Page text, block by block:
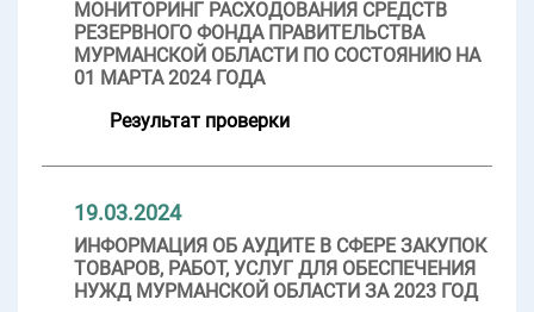
МОНИТОРИНГ РАСХОДОВАНИЯ СРЕДСТВ
РЕЗЕРВНОГО ФОНДА ПРАВИТЕЛЬСТВА
МУРМАНСКОЙ ОБЛАСТИ ПО СОСТОЯНИЮ НА
01 МАРТА 2024 ГОДА
Результат проверки
19.03.2024
ИНФОРМАЦИЯ ОБ АУДИТЕ В СФЕРЕ ЗАКУПОК
ТОВАРОВ, РАБОТ, УСЛУГ ДЛЯ ОБЕСПЕЧЕНИЯ
НУЖД МУРМАНСКОЙ ОБЛАСТИ ЗА 2023 ГОД